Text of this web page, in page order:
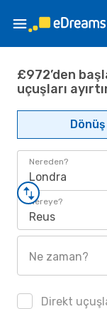
£972’den
uçuşları
Dönüş
Nereden?
Londra
Nereye?
Reus
Ne zaman?
Direkt